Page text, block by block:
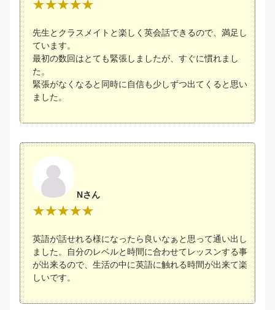
先生とクラスメイトと楽しく英会話できるので、満足し
ています。
最初の数回はとても緊張しましたが、すぐに慣れまし
た。
緊張がなくなると同時に自信も少しずつ出てくると思い
ました。
Nさん
英語が話せれる様になったら良いなぁと思って通い出し
ました。自分のレベルと時間に合わせてレッスンする事
が出来るので、生活の中に英語に触れる時間が出来て楽
しいです。